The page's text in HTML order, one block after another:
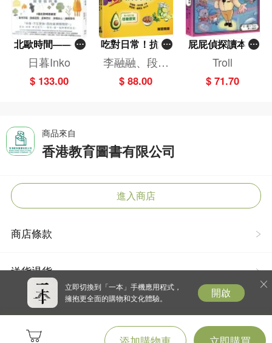
北歐時間——世
界第一幸福國度
教會我的事
日暮Inko
$ 133.00
吃對日常！抗炎
減糖飲食法
李融融、段佳
麗,黃梨煜、顧
凱辰
$ 88.00
屁屁偵探讀本(1
3)－－對決！怪
篇）
Troll
$ 71.70
商品來自
香港教育圖書有限公司
進入商店
商店條款
送貨退貨
立即切換到「一本」手機應用程式，
擁抱更全面的購物和文化體驗。
開啟